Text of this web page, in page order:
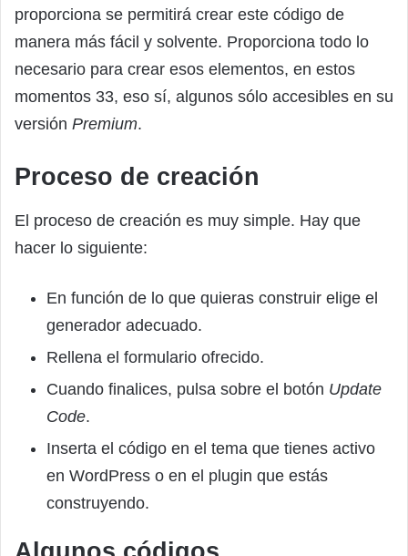
proporciona se permitirá crear este código de
manera más fácil y solvente. Proporciona todo lo
necesario para crear esos elementos, en estos
momentos 33, eso sí, algunos sólo accesibles en su
versión Premium.
Proceso de creación
El proceso de creación es muy simple. Hay que
hacer lo siguiente:
En función de lo que quieras construir elige el
generador adecuado.
Rellena el formulario ofrecido.
Cuando finalices, pulsa sobre el botón Update
Code.
Inserta el código en el tema que tienes activo
en WordPress o en el plugin que estás
construyendo.